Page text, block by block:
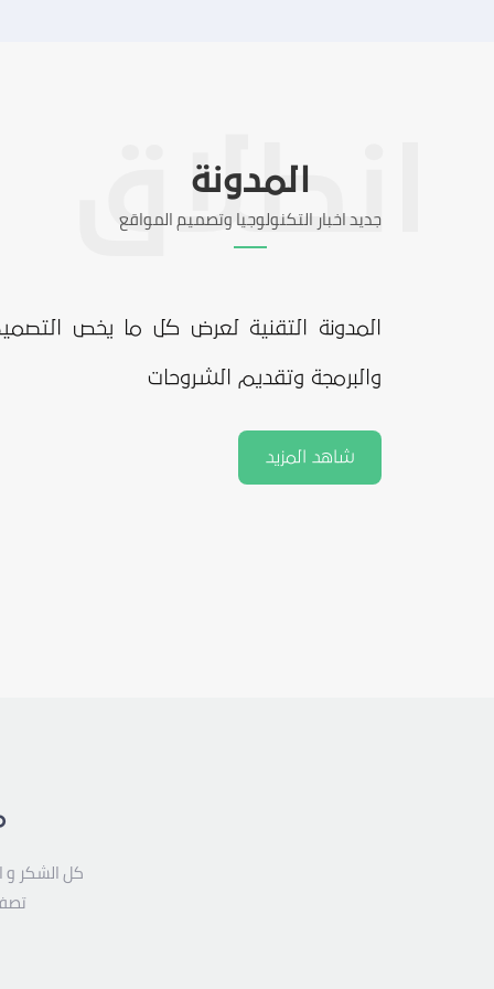
المدونة
جديد اخبار التكنولوجيا وتصميم المواقع
المدونة التقنية لعرض كل ما يخص
والبرمجة وتقديم الشروحات
شاهد المزيد
كل الشكر و